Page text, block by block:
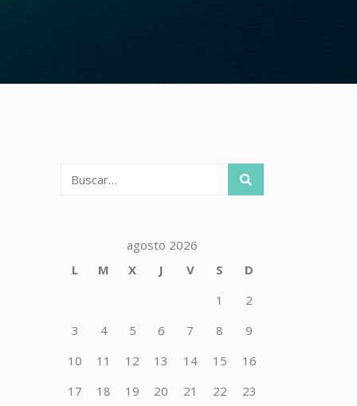
Buscar:
agosto 2026
L
M X J V S
D
1
2
3
4 5 6 7 8
9
10
11 12 13 14 15
16
17
18 19 20 21 22
23